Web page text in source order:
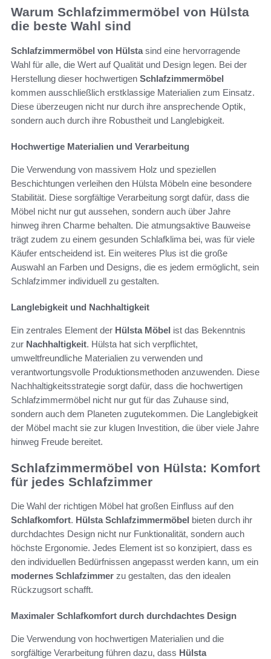
Warum Schlafzimmermöbel von Hülsta
die beste Wahl sind
Schlafzimmermöbel von Hülstasind eine hervorragende
Wahl für alle, die Wert auf Qualität und Design legen. Bei der
Herstellung dieser hochwertigen Schlafzimmermöbel
kommen ausschließlich erstklassige Materialien zum Einsatz.
Diese überzeugen nicht nur durch ihre ansprechende Optik,
sondern auch durch ihre Robustheit und Langlebigkeit.
Hochwertige Materialien und Verarbeitung
Die Verwendung von massivem Holz und speziellen
Beschichtungen verleihen den Hülsta Möbeln eine besondere
Stabilität. Diese sorgfältige Verarbeitung sorgt dafür, dass die
Möbel nicht nur gut aussehen, sondern auch über Jahre
hinweg ihren Charme behalten. Die atmungsaktive Bauweise
trägt zudem zu einem gesunden Schlafklima bei, was für viele
Käufer entscheidend ist. Ein weiteres Plus ist die große
Auswahl an Farben und Designs, die es jedem ermöglicht, sein
Schlafzimmer individuell zu gestalten.
Langlebigkeit und Nachhaltigkeit
Ein zentrales Element der Hülsta Möbel ist das Bekenntnis
zur Nachhaltigkeit. Hülsta hat sich verpflichtet,
umweltfreundliche Materialien zu verwenden und
verantwortungsvolle Produktionsmethoden anzuwenden. Diese
Nachhaltigkeitsstrategie sorgt dafür, dass die hochwertigen
Schlafzimmermöbel nicht nur gut für das Zuhause sind,
sondern auch dem Planeten zugutekommen. Die Langlebigkeit
der Möbel macht sie zur klugen Investition, die über viele Jahre
hinweg Freude bereitet.
Schlafzimmermöbel von Hülsta: Komfort
für jedes Schlafzimmer
Die Wahl der richtigen Möbel hat großen Einfluss auf den
Schlafkomfort. Hülsta Schlafzimmermöbel bieten durch ihr
durchdachtes Design nicht nur Funktionalität, sondern auch
höchste Ergonomie. Jedes Element ist so konzipiert, dass es
den individuellen Bedürfnissen angepasst werden kann, um ein
modernes Schlafzimmer zu gestalten, das den idealen
Rückzugsort schafft.
Maximaler Schlafkomfort durch durchdachtes Design
Die Verwendung von hochwertigen Materialien und die
sorgfältige Verarbeitung führen dazu, dass Hülsta